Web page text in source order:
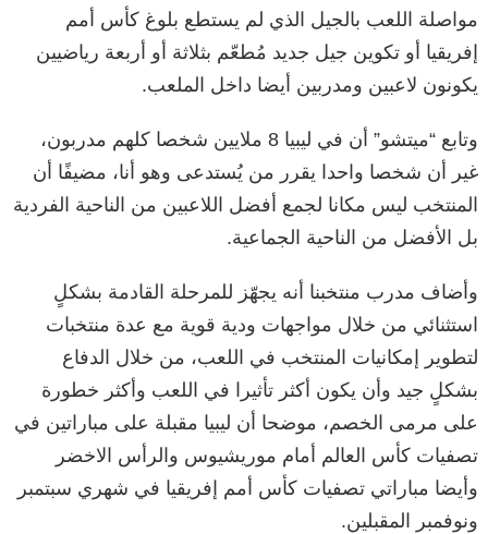
مواصلة اللعب بالجيل الذي لم يستطع بلوغ كأس أمم
إفريقيا أو تكوين جيل جديد مُطعّم بثلاثة أو أربعة رياضيين
يكونون لاعبين ومدربين أيضا داخل الملعب.
وتابع “ميتشو” أن في ليبيا 8 ملايين شخصا كلهم مدربون،
غير أن شخصا واحدا يقرر من يُستدعى وهو أنا، مضيفًا أن
المنتخب ليس مكانا لجمع أفضل اللاعبين من الناحية الفردية
بل الأفضل من الناحية الجماعية.
وأضاف مدرب منتخبنا أنه يجهّز للمرحلة القادمة بشكلٍ
استثنائي من خلال مواجهات ودية قوية مع عدة منتخبات
لتطوير إمكانيات المنتخب في اللعب، من خلال الدفاع
بشكلٍ جيد وأن يكون أكثر تأثيرا في اللعب وأكثر خطورة
على مرمى الخصم، موضحا أن ليبيا مقبلة على مباراتين في
تصفيات كأس العالم أمام موريشيوس والرأس الاخضر
وأيضا مباراتي تصفيات كأس أمم إفريقيا في شهري سبتمبر
ونوفمبر المقبلين.